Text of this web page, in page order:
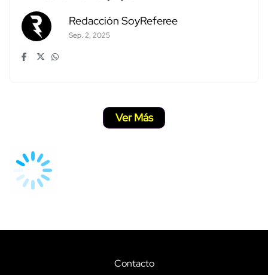
Redacción SoyReferee
Sep. 2, 2025
Ver Más
Contacto